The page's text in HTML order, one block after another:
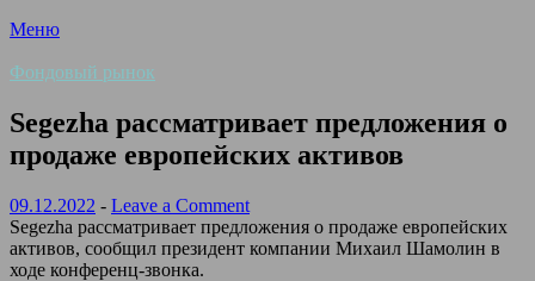
Меню
Фондовый рынок
Segezha рассматривает предложения о
продаже европейских активов
09.12.2022 - Leave a Comment
Segezha рассматривает предложения о продаже европейских
активов, сообщил президент компании Михаил Шамолин в
ходе конференц-звонка.